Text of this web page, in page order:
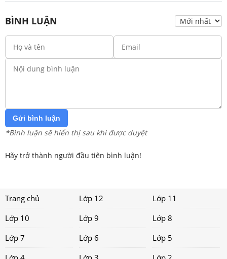
BÌNH LUẬN
Gửi bình luận
*Bình luận sẽ hiển thị sau khi được duyệt
Hãy trở thành người đầu tiên bình luận!
Trang chủ Lớp 12
Lớp 11
Lớp 10
Lớp 9
Lớp 8
Lớp 7
Lớp 6
Lớp 5